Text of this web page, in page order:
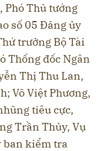
Phó Thủ tướng
số 05 Đảng ủy
trưởng Bộ Tài
Thống đốc Ngân
Thị Thu Lan,
Võ Việt Phương,
tiêu cực,
Trần Thủy, Vụ
ban kiểm tra